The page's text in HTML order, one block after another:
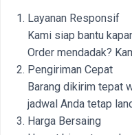
Layanan Responsif
Kami siap bantu
Order mendadak?
Pengiriman Cepat
Barang dikirim tepat
jadwal Anda tetap
Harga Bersaing